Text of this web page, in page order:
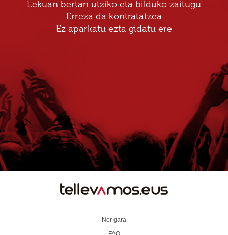
Lekuan bertan utziko eta bilduko zaitugu
Erreza da kontratatzea
Ez aparkatu ezta gidatu ere
Nor gara